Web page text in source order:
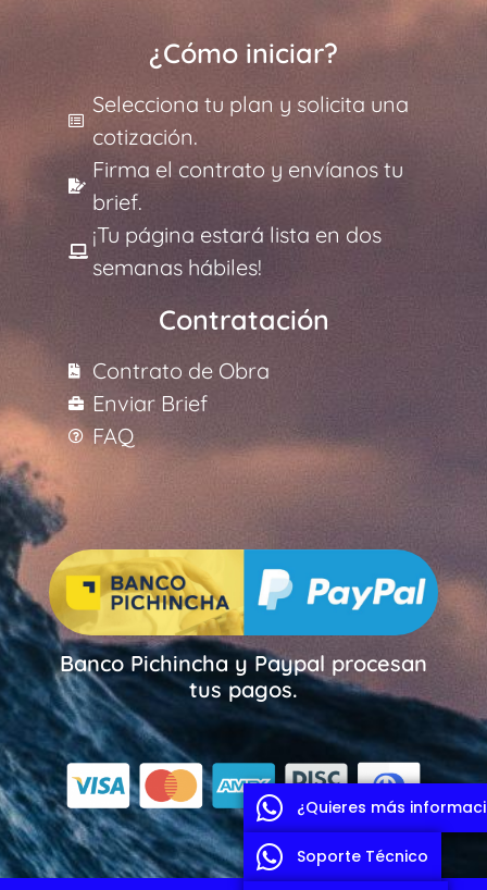
¿Cómo iniciar?
Selecciona tu plan y solicita una
cotización.
Firma el contrato y envíanos tu
brief.
¡Tu página estará lista en dos
semanas hábiles!
Contratación
Contrato de Obra
Enviar Brief
FAQ
Banco Pichincha y Paypal procesan
tus pagos.
¿Quieres más
Soporte Técnico